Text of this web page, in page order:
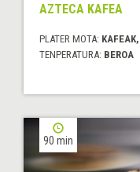
AZTECA KAFEA
PLATER MOTA:
TENPERATURA: BEROA
90 min